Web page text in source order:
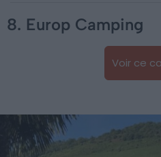
8. Europ Camping
Voir ce